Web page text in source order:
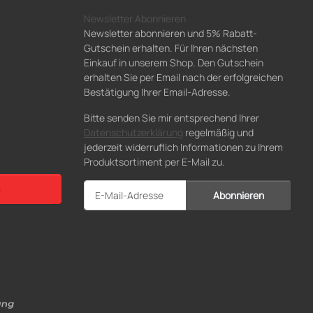
Newsletter Abonnieren
Newsletter abonnieren und 5% Rabatt-
Gutschein erhalten. Für Ihren nächsten
Einkauf in unserem Shop. Den Gutschein
erhalten Sie per Email nach der erfolgreichen
Bestätigung Ihrer Email-Adresse.
Bitte senden Sie mir entsprechend Ihrer
Datenschutzerklärung regelmäßig und
jederzeit widerruflich Informationen zu Ihrem
Produktsortiment per E-Mail zu.
Abonnieren